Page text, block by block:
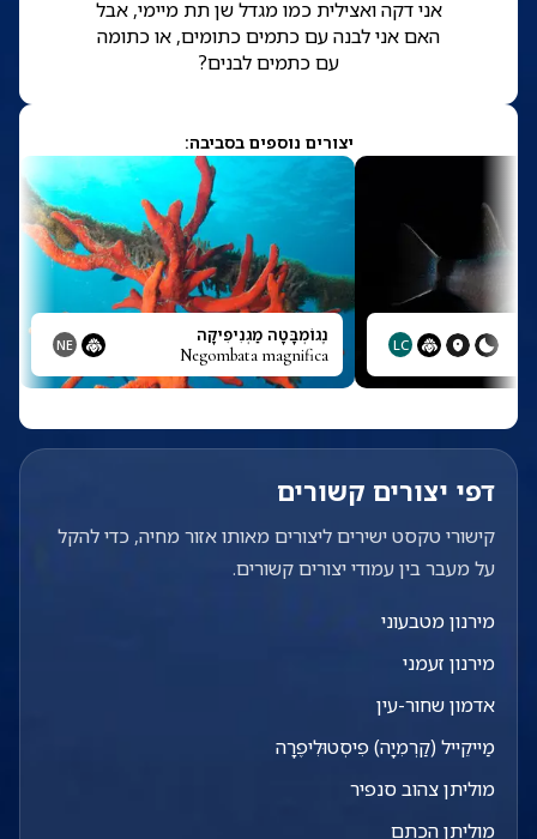
אני דקה ואצילית כמו מגדל שן תת מיימי, אבל
האם אני לבנה עם כתמים כתומים, או כתומה
עם כתמים לבנים?
יצורים נוספים בסביבה:
LC נֶגוֹמְבָּטָה מַגְנִיפִיקָה
Negombata magnifica
NE
דפי יצורים קשורים
קישורי טקסט ישירים ליצורים מאותו אזור מחיה, כדי להקל
על מעבר בין עמודי יצורים קשורים.
מירנון מטבעוני
מירנון זעמני
אדמון שחור-עין
מַייקֵייל (קַרְמִיָה) פִיסְטוּלִיפֶרָה
מוליתן צהוב סנפיר
מוליתן הכתם